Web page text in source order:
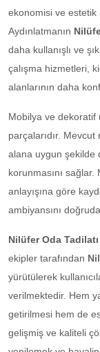
ekonomisi ve estetik
Aydınlatmanın
daha kullanışlı ve
çalışma hizmetleri,
alanlarının daha
Mobilya ve dekoratif
parçalarıdır. Mevcut
alana uygun şekilde
korunmasını
anlayışına göre
ambiyansını
Nilüfer Oda Tadilatı
ekipler tarafından
yürütülerek
verilmektedir. Hem
getirilmesi hem de
gelişmiş ve kaliteli